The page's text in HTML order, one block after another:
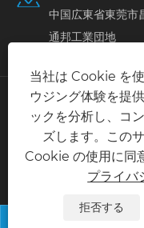
中国広東省東莞市
通邦工業団地
著作権 © 2025 東莞市林
Links | Sitemap |
当社は Cookie を
ウジング体験を提
ックを分析し、コ
ズします。この
Cookie の使用に同
プライバ
拒否する